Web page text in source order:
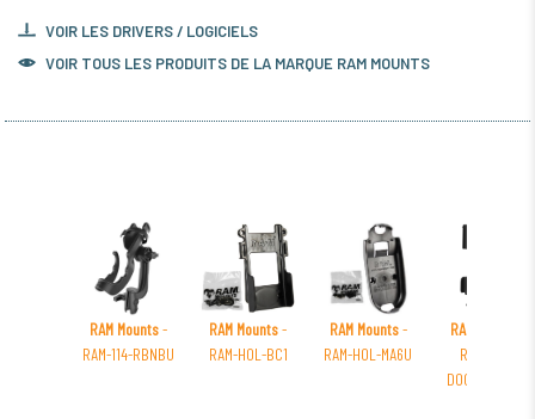
VOIR LES DRIVERS / LOGICIELS
VOIR TOUS LES PRODUITS DE LA MARQUE RAM MOUNTS
RAM Mounts-
RAM-114-RBNBU
RAM Mounts-
RAM-HOL-BC1
RAM Mounts-
RAM-HOL-MA6U
RAM Mounts
RAM-GDS-
DOCKB-AP32U